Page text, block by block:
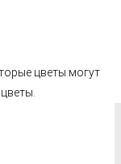
цветы могут